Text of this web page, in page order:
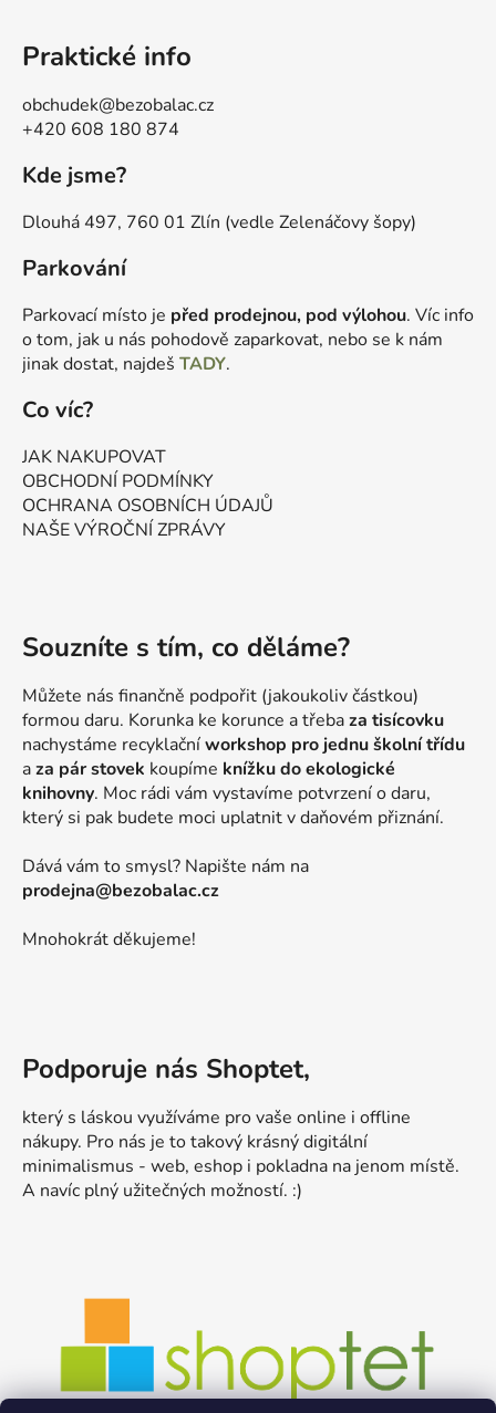
Praktické info
obchudek@bezobalac.cz
+420 608 180 874
Kde jsme?
Dlouhá 497, 760 01 Zlín (vedle Zelenáčovy šopy)
Parkování
Parkovací místo je před prodejnou, pod výlohou. Víc info
o tom, jak u nás pohodově zaparkovat, nebo se k nám
jinak dostat, najdeš TADY.
Co víc?
JAK NAKUPOVAT
OBCHODNÍ PODMÍNKY
OCHRANA OSOBNÍCH ÚDAJŮ
NAŠE VÝROČNÍ ZPRÁVY
Souzníte s tím, co děláme?
Můžete nás finančně podpořit (jakoukoliv částkou)
formou daru. Korunka ke korunce a třebaza tisícovku
nachystáme recyklačníworkshop pro jednu školní třídu
aza pár stovek koupíme knížku do ekologické
knihovny. Moc rádi vám vystavíme potvrzení o daru,
který si pak budete moci uplatnit v daňovém přiznání.
Dává vám to smysl? Napište nám na
prodejna@bezobalac.cz
Mnohokrát děkujeme!
Podporuje nás Shoptet,
který s láskou využíváme pro vaše online i offline
nákupy. Pro nás je to takový krásný digitální
minimalismus - web, eshop i pokladna na jenom místě.
A navíc plný užitečných možností. :)